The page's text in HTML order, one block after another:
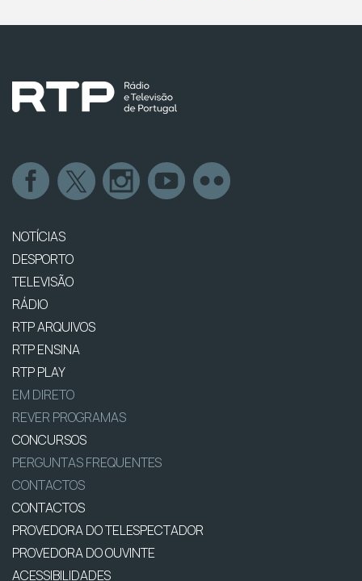
NOTÍCIAS
DESPORTO
TELEVISÃO
RÁDIO
RTP ARQUIVOS
RTP ENSINA
RTP PLAY
EM DIRETO
REVER PROGRAMAS
CONCURSOS
PERGUNTAS FREQUENTES
CONTACTOS
CONTACTOS
PROVEDORA DO TELESPECTADOR
PROVEDORA DO OUVINTE
ACESSIBILIDADES